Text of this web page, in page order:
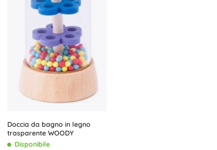
Doccia da bagno in legno
trasparente WOODY
Disponibile